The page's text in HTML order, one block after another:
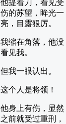
他提着刀，看见受
伤的苏望，眸光一
亮，目露狠厉。
我缩在角落，他没
看见我。
但我一眼认出。
这个人是将领！
他身上有伤，显然
之前就受过重刑，